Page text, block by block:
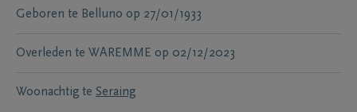
Geboren te Belluno op 27/01/1933
Overleden te WAREMME op 02/12/2023
Woonachtig te Seraing